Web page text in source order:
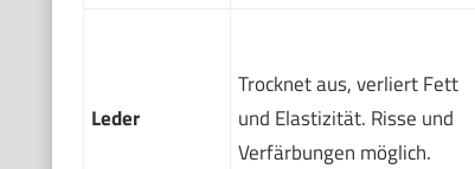
Leder
Trocknet aus, verliert Fett
und Elastizität. Risse und
Verfärbungen möglich.